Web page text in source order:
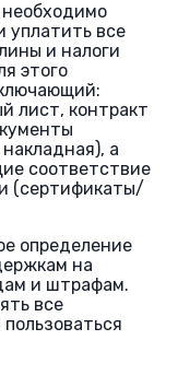
уплатить все
и налоги
этого
лист, контракт
а
соответствие
(сертификаты/
определение
на
и штрафам.
все